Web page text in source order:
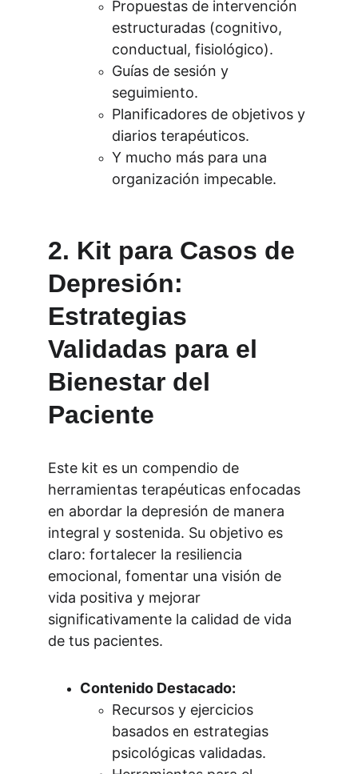
Propuestas de intervención
estructuradas (cognitivo,
conductual, fisiológico).
Guías de sesión y
seguimiento.
Planificadores de objetivos y
diarios terapéuticos.
Y mucho más para una
organización impecable.
2. Kit para Casos de
Depresión:
Estrategias
Validadas para el
Bienestar del
Paciente
Este kit es un compendio de
herramientas terapéuticas enfocadas
en abordar la depresión de manera
integral y sostenida. Su objetivo es
claro: fortalecer la resiliencia
emocional, fomentar una visión de
vida positiva y mejorar
significativamente la calidad de vida
de tus pacientes.
Contenido Destacado:
Recursos y ejercicios
basados en estrategias
psicológicas validadas.